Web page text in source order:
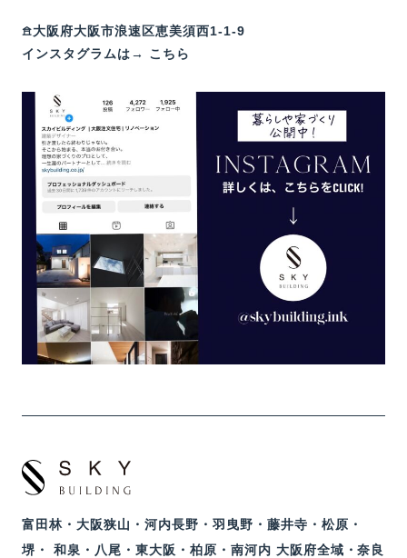
𖠿大阪府大阪市浪速区恵美須西1-1-9
インスタグラムは→
こちら
富田林・大阪狭山・河内長野・羽曳野・藤井寺・松原・
堺・ 和泉・八尾・東大阪・柏原・南河内 大阪府全域・奈良